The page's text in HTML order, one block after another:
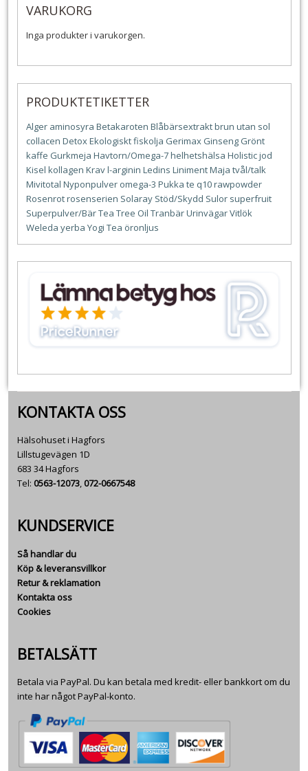
VARUKORG
Inga produkter i varukorgen.
PRODUKTETIKETTER
Alger aminosyra Betakaroten Blåbärsextraktbrun utan sol
collacen DetoxEkologisktfiskolja Gerimax Ginseng Grönt
kaffe Gurkmeja Havtorn/Omega-7helhetshälsa Holisticjod
Kisel kollagen Kravl-arginin Ledins LinimentMaja tvål/talk
Mivitotal Nyponpulver omega-3 Pukka te q10rawpowder
Rosenrotrosenserien Solaray Stöd/Skydd Sulor superfruit
Superpulver/BärTea Tree Oil TranbärUrinvägarVitlök
Weleda yerba Yogi Tea öronljus
KONTAKTA OSS
Hälsohuset i Hagfors
Lillstugevägen 1D
683 34 Hagfors
Tel: 0563-12073,072-0667548
KUNDSERVICE
Så handlar du
Köp & leveransvillkor
Retur & reklamation
Kontakta oss
Cookies
BETALSÄTT
Betala via PayPal. Du kan betala med kredit- eller bankkort om du
inte har något PayPal-konto.